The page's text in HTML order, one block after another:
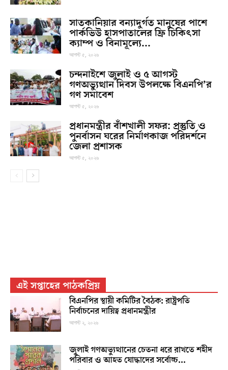
সাতকানিয়ার বন্যাদুর্গত মানুষের পাশে
পার্কভিউ হাসপাতালের ফ্রি চিকিৎসা
ক্যাম্প ও বিনামূল্যে...
আগস্ট ৫, ২০২৬
চন্দনাইশে জুলাই ও ৫ আগস্ট
গণঅভ্যুত্থান দিবস উপলক্ষে বিএনপি’র
গণ সমাবেশ
আগস্ট ৫, ২০২৬
প্রধানমন্ত্রীর বাঁশখালী সফর: প্রস্তুতি ও
পুনর্বাসন ঘরের নির্মাণকাজ পরিদর্শনে
জেলা প্রশাসক
আগস্ট ৫, ২০২৬
এই সপ্তাহের পাঠকপ্রিয়
বিএনপির স্থায়ী কমিটির বৈঠক: রাষ্ট্রপতি
নির্বাচনের দায়িত্ব প্রধানমন্ত্রীর
আগস্ট ২, ২০২৬
জুলাই গণঅভ্যুত্থানের চেতনা ধরে রাখতে শহীদ
পরিবার ও আহত যোদ্ধাদের সর্বোচ্চ...